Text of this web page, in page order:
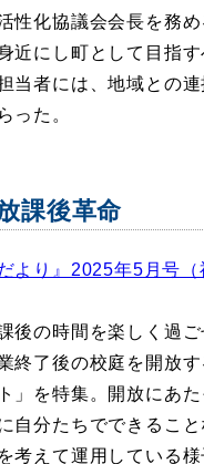
性化協議会会長を務
近にし町として目指
当者には、地域との
った。
課後革命
より』2025年5月号
後の時間を楽しく過
終了後の校庭を開放
」を特集。開放にあた
自分たちでできること
考えて運用している様